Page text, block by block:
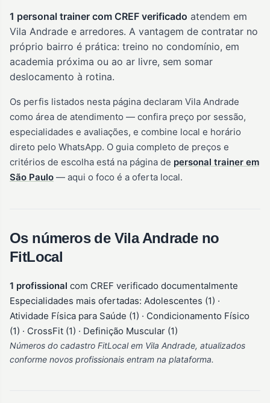
1 personal trainer com CREF verificado atendem em
Vila Andrade e arredores. A vantagem de contratar no
próprio bairro é prática: treino no condomínio, em
academia próxima ou ao ar livre, sem somar
deslocamento à rotina.
Os perfis listados nesta página declaram Vila Andrade
como área de atendimento — confira preço por sessão,
especialidades e avaliações, e combine local e horário
direto pelo WhatsApp. O guia completo de preços e
critérios de escolha está na página de personal trainer em
São Paulo — aqui o foco é a oferta local.
Os números de Vila Andrade no
FitLocal
1 profissional com CREF verificado documentalmente
Especialidades mais ofertadas: Adolescentes (1) ·
Atividade Física para Saúde (1) · Condicionamento Físico
(1) · CrossFit (1) · Definição Muscular (1)
Números do cadastro FitLocal em Vila Andrade, atualizados
conforme novos profissionais entram na plataforma.